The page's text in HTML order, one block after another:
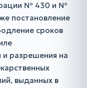
№ 430 и №
постановление
сроков
и разрешения на
выданных в